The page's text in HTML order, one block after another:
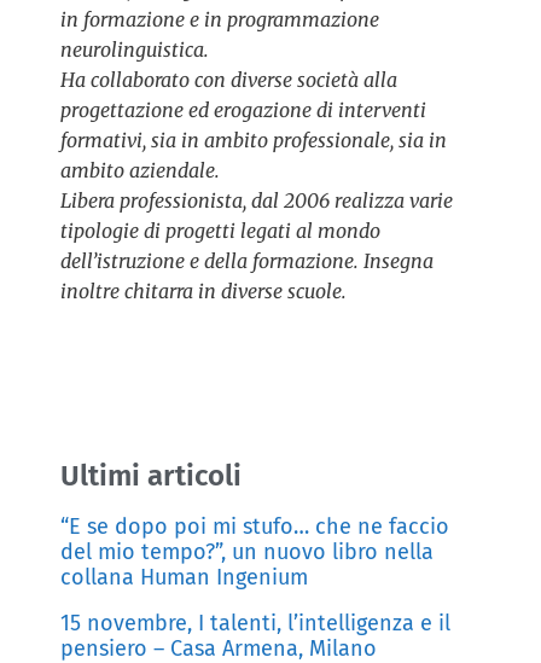
in formazione e in programmazione
neurolinguistica.
Ha collaborato con diverse società alla
progettazione ed erogazione di interventi
formativi, sia in ambito professionale, sia in
ambito aziendale.
Libera professionista, dal 2006 realizza varie
tipologie di progetti legati al mondo
dell’istruzione e della formazione. Insegna
inoltre chitarra in diverse scuole.
Ultimi articoli
“E se dopo poi mi stufo… che ne faccio
del mio tempo?”, un nuovo libro nella
collana Human Ingenium
15 novembre, I talenti, l’intelligenza e il
pensiero – Casa Armena, Milano